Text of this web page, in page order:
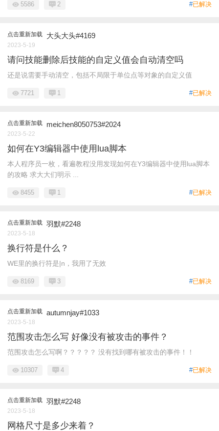
#已解决
5586 2
点击重新加载 大头大头#4169
2023-5-19
请问技能删除后技能的自定义值会自动清空吗
还是说需要手动清空，包括不局限于单位点等对象的自定义值
#已解决
7721 1
点击重新加载 meichen8050753#2024
2023-5-22
如何在Y3编辑器中使用lua脚本
本人程序员一枚，看遍教程没用发现如何在Y3编辑器中使用lua脚本
的攻略 求大大们明示 ...
#已解决
8455 1
点击重新加载 羽默#2248
2023-5-18
换行符是什么？
WE里的换行符是|n，我用了无效
#已解决
8169 3
点击重新加载 autumnjay#1033
2023-5-18
范围攻击怎么写 好像没有被攻击的事件？
范围攻击怎么写啊？？？？？ 没有找到哪有被攻击的事件！！
#已解决
10307 4
点击重新加载 羽默#2248
2023-5-18
网格尺寸是多少来着？